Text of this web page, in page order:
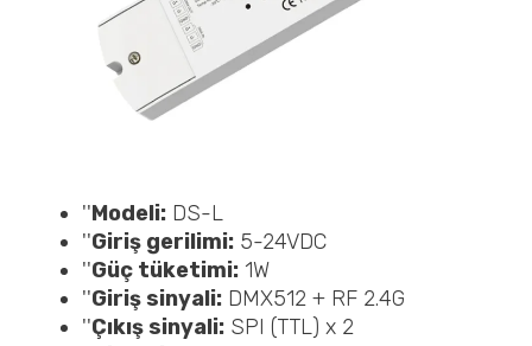
''Modeli: DS-L
''Giriş gerilimi: 5-24VDC
''Güç tüketimi: 1W
''Giriş sinyali: DMX512 + RF 2.4G
''Çıkış sinyali: SPI (TTL) x 2